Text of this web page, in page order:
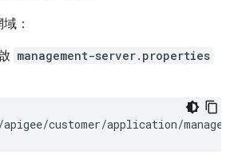
：
management-server.properties
customer/application/